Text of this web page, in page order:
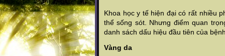
Khoa học y tế hiện đại có rất nhiều
thể sống sót. Nhưng điểm quan
danh sách dấu hiệu đầu tiên của
Vàng da